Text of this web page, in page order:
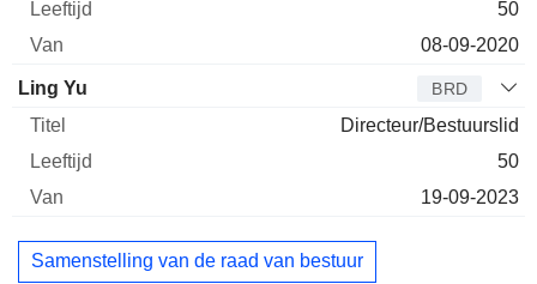
50
08-09-2020
Ling Yu BRD
Directeur/Bestuurslid
50
19-09-2023
Samenstelling van de raad van bestuur